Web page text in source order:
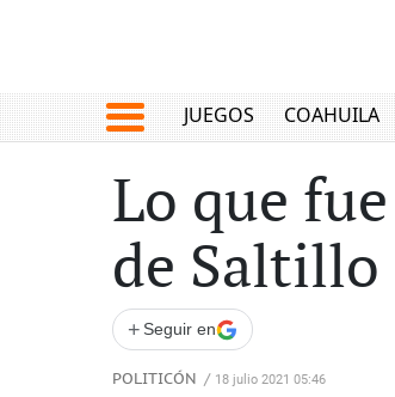
JUEGOS COAHUILA
Lo que
de Saltillo
+ Seguir en
POLITICÓN / 18 julio 2021 05:46